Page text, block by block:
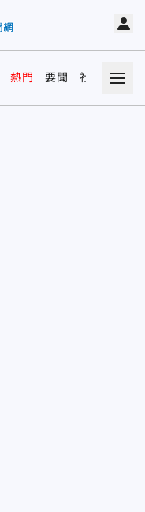
熱門 要聞 社會 娛樂